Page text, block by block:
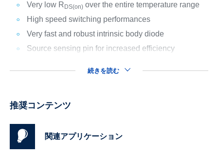
Very low R DS(on)over the entire temperature range
High speed switching performances
Very fast and robust intrinsic body diode
Source sensing pin for increased efficiency
続きを読む
推奨コンテンツ
関連アプリケーション